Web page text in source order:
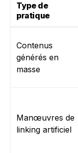
Type de
pratique
Contenus
générés en
masse
Manœuvres de
linking artificiel